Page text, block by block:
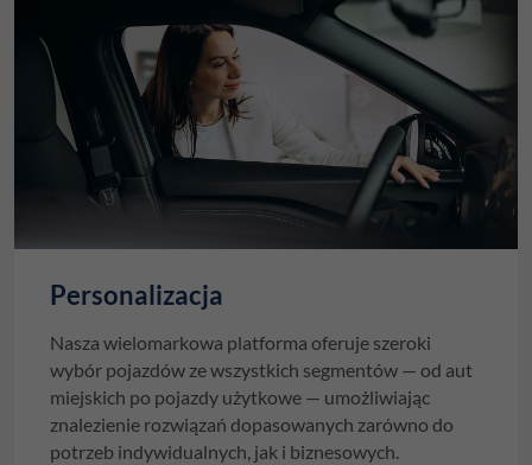
Personalizacja
Nasza wielomarkowa platforma oferuje szeroki
wybór pojazdów ze wszystkich segmentów — od aut
miejskich po pojazdy użytkowe — umożliwiając
znalezienie rozwiązań dopasowanych zarówno do
potrzeb indywidualnych, jak i biznesowych.